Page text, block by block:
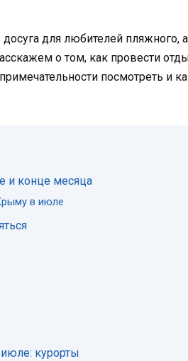
для любителей пляжного,
о том, как провести
посмотреть и
и конце месяца
в июле
курорты